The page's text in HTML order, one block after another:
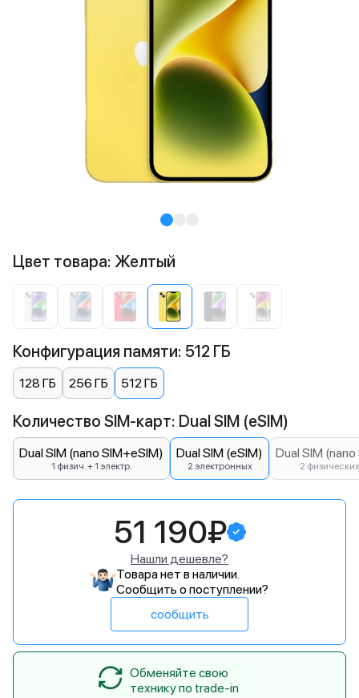
Цвет товара: Желтый
Конфигурация памяти: 512 ГБ
128 ГБ 256 ГБ 512 ГБ
Количество SIM-карт: Dual SIM (eSIM)
Dual SIM (nano SIM+eSIM)
1 физич. + 1 электр.
Dual SIM (eSIM)
2 электронных
Dual SIM
2 физических
51 190₽
Нашли дешевле?
Товара нет в наличии.
Сообщить о поступлении?
сообщить
Обменяйте свою
технику по trade-in